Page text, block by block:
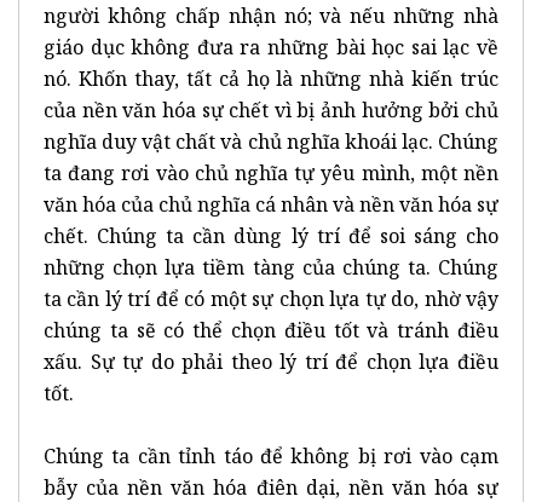
người không chấp nhận nó; và nếu những nhà
giáo dục không đưa ra những bài học sai lạc về
nó. Khốn thay, tất cả họ là những nhà kiến trúc
của nền văn hóa sự chết vì bị ảnh hưởng bởi chủ
nghĩa duy vật chất và chủ nghĩa khoái lạc. Chúng
ta đang rơi vào chủ nghĩa tự yêu mình, một nền
văn hóa của chủ nghĩa cá nhân và nền văn hóa sự
chết. Chúng ta cần dùng lý trí để soi sáng cho
những chọn lựa tiềm tàng của chúng ta. Chúng
ta cần lý trí để có một sự chọn lựa tự do, nhờ vậy
chúng ta sẽ có thể chọn điều tốt và tránh điều
xấu. Sự tự do phải theo lý trí để chọn lựa điều
tốt.
Chúng ta cần tỉnh táo để không bị rơi vào cạm
bẫy của nền văn hóa điên dại, nền văn hóa sự